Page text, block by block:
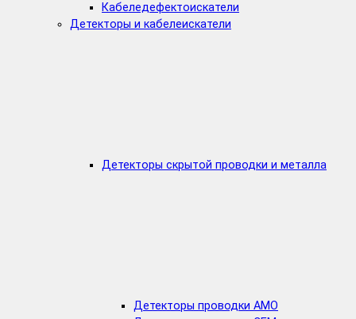
Кабеледефектоискатели
Детекторы и кабелеискатели
Детекторы скрытой проводки и металла
Детекторы проводки AMO